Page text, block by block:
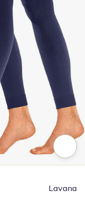
Lavana